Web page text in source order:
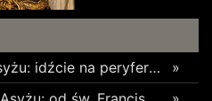
»
Papież do młodych w Asyżu: idźcie na peryferie i budujcie cywilizację miłości